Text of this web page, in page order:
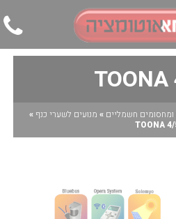
חשמליים » מנועים לשערי כנף »